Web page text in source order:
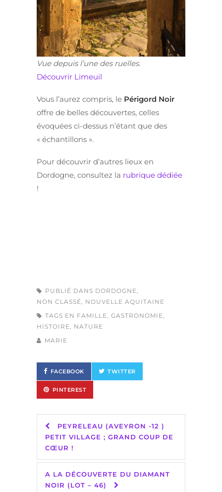
Vue depuis l’une des ruelles.
Découvrir Limeuil
Vous l’aurez compris, le Périgord Noir
offre de belles découvertes, celles
évoquées ci-dessus n’étant que des
« échantillons ».
Pour découvrir d’autres lieux en
Dordogne, consultez la rubrique dédiée
!
PUBLIÉ DANS DORDOGNE
NON CLASSÉ
NOUVELLE AQUITAINE
TAGS EN FAMILLE GASTRONOMIE
HISTOIRE
NATURE
MARIE
FACEBOOK TWITTER
PINTEREST
PEYRELEAU (AVEYRON -12 )
PETIT VILLAGE ; GRAND COUP DE
CŒUR !
A LA DÉCOUVERTE DU DIAMANT
NOIR (LOT – 46)